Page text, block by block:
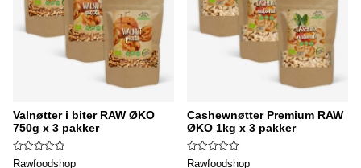
Valnøtter i biter RAW ØKO
750g x 3 pakker
Rawfoodshop
Cashewnøtter Premium RAW
ØKO 1kg x 3 pakker
Rawfoodshop